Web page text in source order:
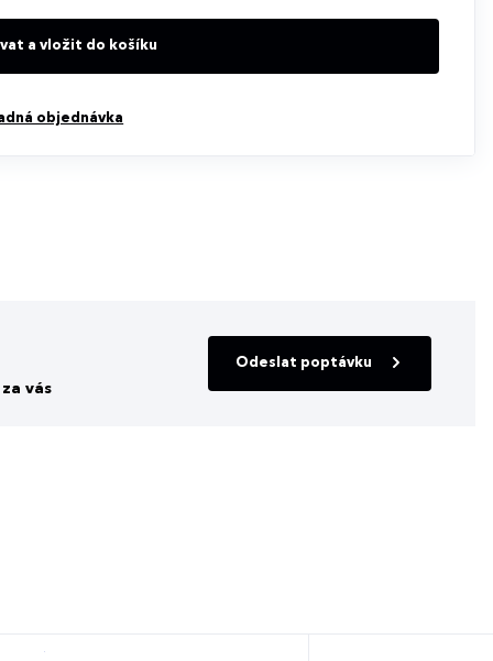
a vložit do košíku
objednávka
vás
Odeslat poptávku